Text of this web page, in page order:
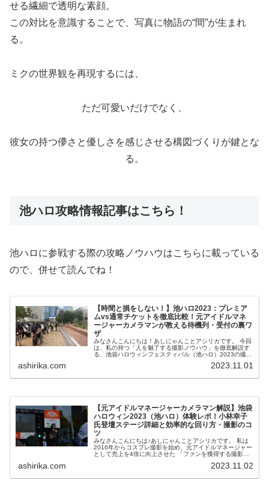
せる繊細で透明な素顔。
この対比を意識することで、写真に物語の“間”が生まれ
る。
ミクの世界観を再現するには、
ただ可愛いだけでなく、
彼女の持つ儚さと優しさを感じさせる構図づくりが鍵とな
る。
池ハロ攻略情報記事はこちら！
池ハロに参戦する際の攻略ノウハウはこちらに載っている
ので、併せて読んでね！
【時間と損をしない！】池ハロ2023：プレミア
ムvs通常チケットを徹底比較！元アイドルマネ
ージャーカメラマンが教える待機列・受付の裏ワ
ザ
みなさんこんにちは！あしにゃんことアシリカです。 今回
は、私の持つ「人を魅了する撮影ノウハウ」を徹底解説す
る、池袋ハロウィンフェスティバル（池ハロ）2023の撮影
ashirika.com 2023.11.01
【元アイドルマネージャーカメラマン解説】池袋
ハロウィン2023（池ハロ）体験レポ！小林幸子
氏登壇ステージ詳細と効率的な回り方・撮影のコ
ツ
みなさんこんにちは♪あしにゃんことアシリカです。 私は
2016年からコスプレ撮影を始め、元アイドルマネージャー
として売上を4倍に向上させた 「ファンを獲得する撮影視
ashirika.com 2023.11.02